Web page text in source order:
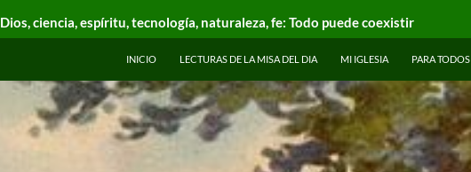
Dios, ciencia, espíritu, tecnología, naturaleza, fe: Todo puede coexistir
INICIO LECTURAS DE LA MISA DEL DIA MI IGLESIA PARA TODOS